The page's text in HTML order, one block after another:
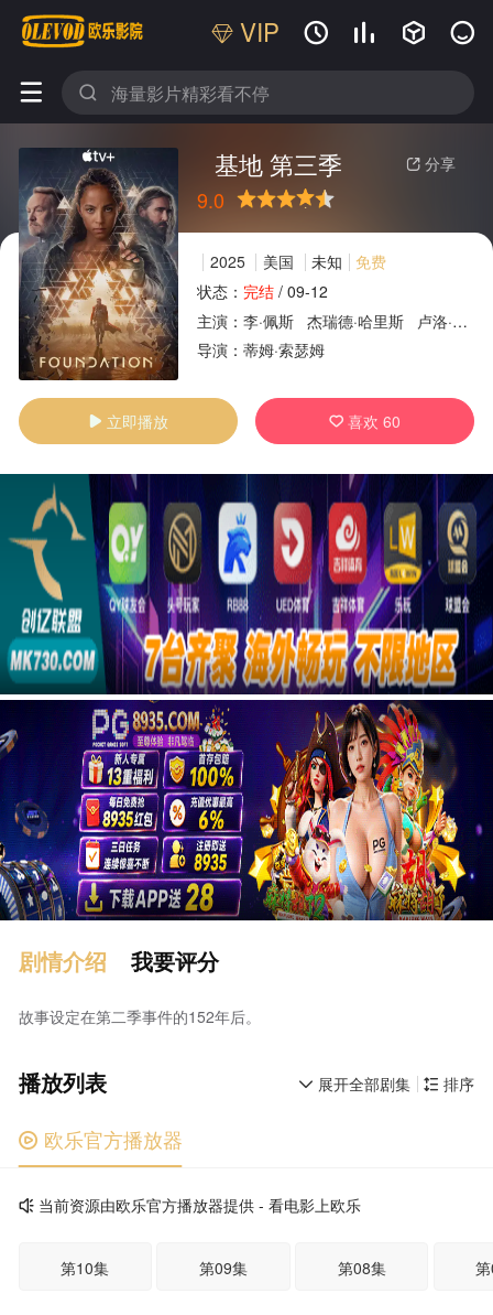
VIP    
 
 分享
基地 第三季
9.0
很差较差还行推荐力荐
2025 美国 未知
免费
状态： 完结/ 09-12
主演： 李·佩斯 杰瑞德·哈里斯
卢洛·贝尔
导演： 蒂姆·索瑟姆
 立即播放  喜欢60
广告
剧情介绍 我要评分
故事设定在第二季事件的152年后。
 排序
 展开全部剧集
播放列表
 欧乐官方播放器
当前资源由欧乐官方播放器提供 - 看电影上欧乐
第10集 第09集 第08集